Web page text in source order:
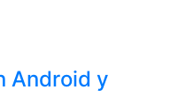
Android y